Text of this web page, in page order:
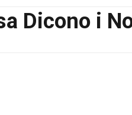
Dicono i